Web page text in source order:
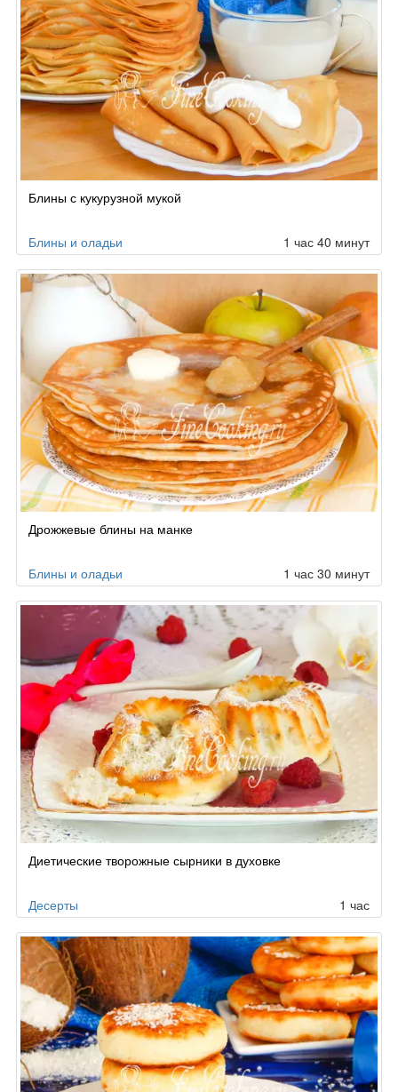
Блины с кукурузной мукой
Блины и оладьи 1 час 40 минут
Дрожжевые блины на манке
Блины и оладьи 1 час 30 минут
Диетические творожные сырники в духовке
Десерты 1 час